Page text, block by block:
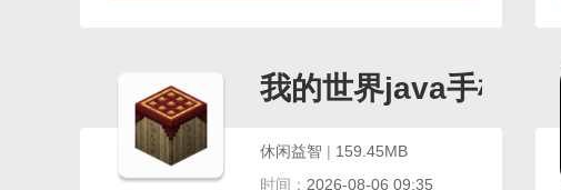
暗的洞穴，或在沙漠深处发现古老的遗迹。我的世界java手机版
休闲益智 | 159.45MB
时间： 2026-08-06 09:35